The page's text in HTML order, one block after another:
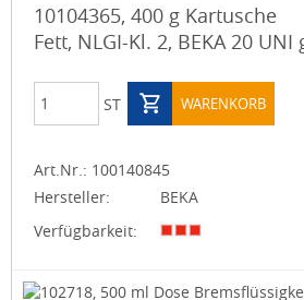
10104365, 400 g Kartusche
Fett, NLGI-Kl. 2, BEKA 20 UNI
ST WARENKORB
Art.Nr.: 100140845
Hersteller:
BEKA
Verfügbarkeit: